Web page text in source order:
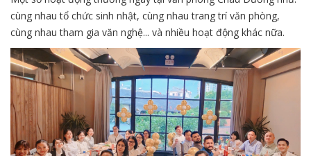
cùng nhau tổ chức sinh nhật, cùng nhau trang trí văn phòng,
cùng nhau tham gia văn nghệ... và nhiều hoạt động khác nữa.